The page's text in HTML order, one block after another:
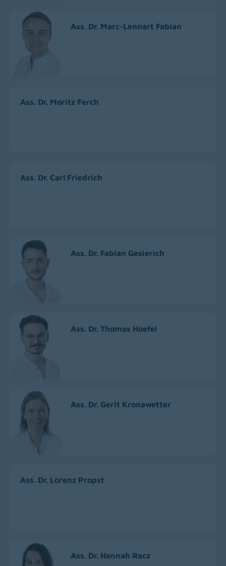
Ass. Dr. Marc-Lennart Fabian
Ass. Dr. Moritz Ferch
Ass. Dr. Carl Friedrich
Ass. Dr. Fabian Gesierich
Ass. Dr. Thomas Hoefel
Ass. Dr. Gerit Kronawetter
Ass. Dr. Lorenz Propst
Ass. Dr. Hannah Racz